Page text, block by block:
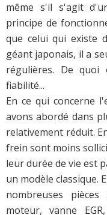
même s'il s'agit
principe de
que celui qui existe
géant japonais, il a
régulières. De
fiabilité...
En ce qui concerne
avons abordé dans
relativement réduit.
frein sont moins
leur durée de vie est
un modèle classique.
nombreuses
moteur, vanne